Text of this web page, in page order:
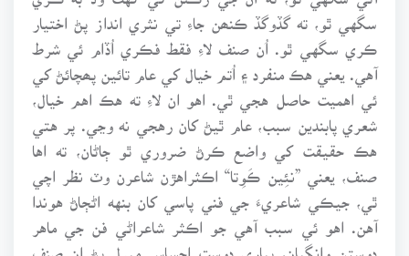
سگهي ٿو، ته گڏوگڏ ڪنھن جاءِ تي نثري انداز پڻ اختيار
ڪري سگهي ٿو. اُن صنف لاءِ فقط فڪري اُڏام ئي شرط
آهي. يعني هڪ منفرد ۽ اُتم خيال کي عام تائين پھچائڻ کي
ئي اهميت حاصل هجي ٿي. اهو ان لاءِ ته هڪ اهم خيال،
شعري پابندين سبب، عام ٿيڻ کان رهجي نه وڃي. پر هتي
هڪ حقيقت کي واضع ڪرڻ ضروري ٿو ڄاڻان، ته اها
صنف، يعني ”نئِين ڪَوِتا“ اڪثراهڙن شاعرن وٽ نظر اچي
ٿي، جيڪي شاعريءَ جي فني پاسي کان بنهه اڻڄاڻ هوندا
آهن. اهو ئي سبب آهي جو اڪثر شاعراڻي فن جي ماهر
دوستن وانگيان، پياري دوست احساس ميرل پڻ ان صنف